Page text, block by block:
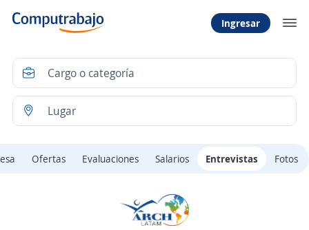
Ingresar
Ofertas Evaluaciones Salarios Entrevistas Fotos